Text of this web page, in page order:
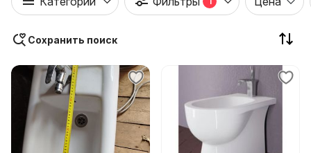
Сохранить поиск